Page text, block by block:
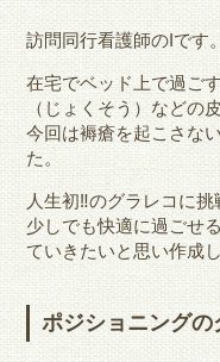
訪問同行看護師のIです。
在宅でベッド上で過ご
（じょくそう）などの
今回は褥瘡を起こさな
た。
人生初‼のグラレコに
少しでも快適に過ごせ
ていきたいと思い作成
ポジショニングの